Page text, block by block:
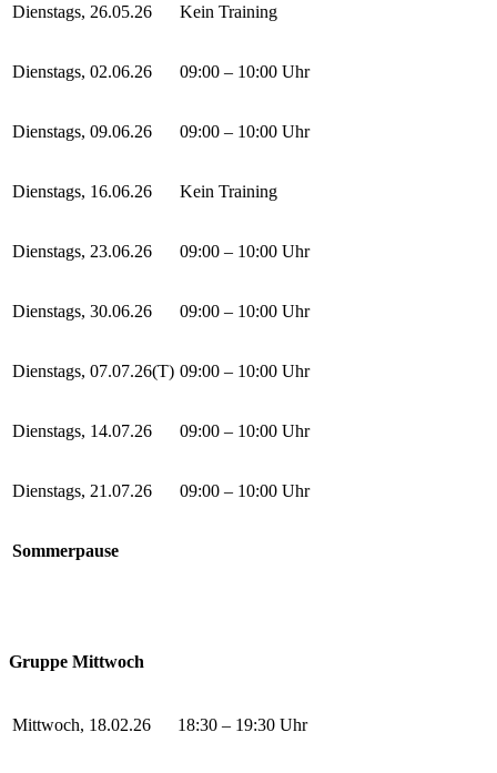
Dienstags, 26.05.26 Kein Training
Dienstags, 02.06.26 09:00 – 10:00 Uhr
Dienstags, 09.06.26 09:00 – 10:00 Uhr
Dienstags, 16.06.26 Kein Training
Dienstags, 23.06.26 09:00 – 10:00 Uhr
Dienstags, 30.06.26 09:00 – 10:00 Uhr
Dienstags, 07.07.26(T) 09:00 – 10:00 Uhr
Dienstags, 14.07.26 09:00 – 10:00 Uhr
Dienstags, 21.07.26 09:00 – 10:00 Uhr
Sommerpause
Gruppe Mittwoch
Mittwoch, 18.02.26 18:30 – 19:30 Uhr